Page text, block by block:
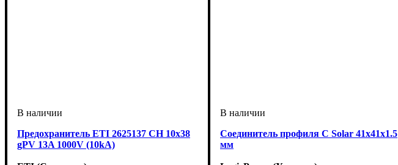
Предохранитель ETI 2625137 CH 10x38
gPV 13A 1000V (10kA)
Соединитель профиля С Solar 41х41х1.5
мм